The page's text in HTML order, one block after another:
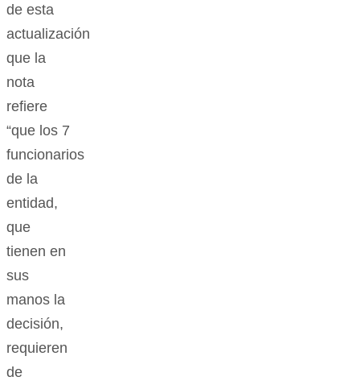
llevada a
cabo el
próximo
30 de
octubre.
Vale la
pena
destacar
actualización
refiere
“que los 7
funcionarios